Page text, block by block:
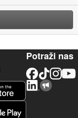
Potraži nas